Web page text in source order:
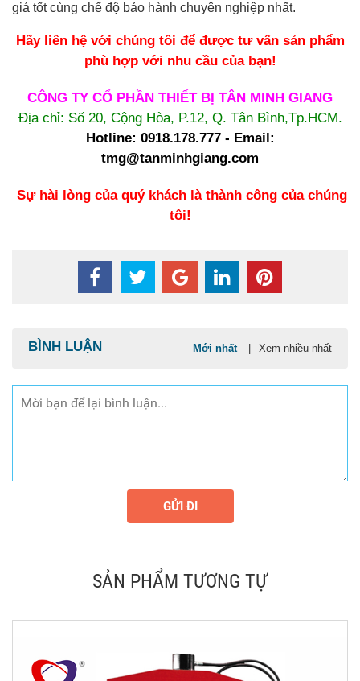
giá tốt cùng chế độ bảo hành chuyên nghiệp nhất.
Hãy liên hệ với chúng tôi để được tư vấn sản phẩm
phù hợp với nhu cầu của bạn!
CÔNG TY CỔ PHẦN THIẾT BỊ TÂN MINH GIANG
Địa chỉ: Số 20, Cộng Hòa, P.12, Q. Tân Bình,Tp.HCM.
Hotline: 0918.178.777 - Email:
tmg@tanminhgiang.com
Sự hài lòng của quý khách là thành công của chúng
tôi!
BÌNH LUẬN Mới nhất Xem nhiều nhất
GỬI ĐI
SẢN PHẨM TƯƠNG TỰ